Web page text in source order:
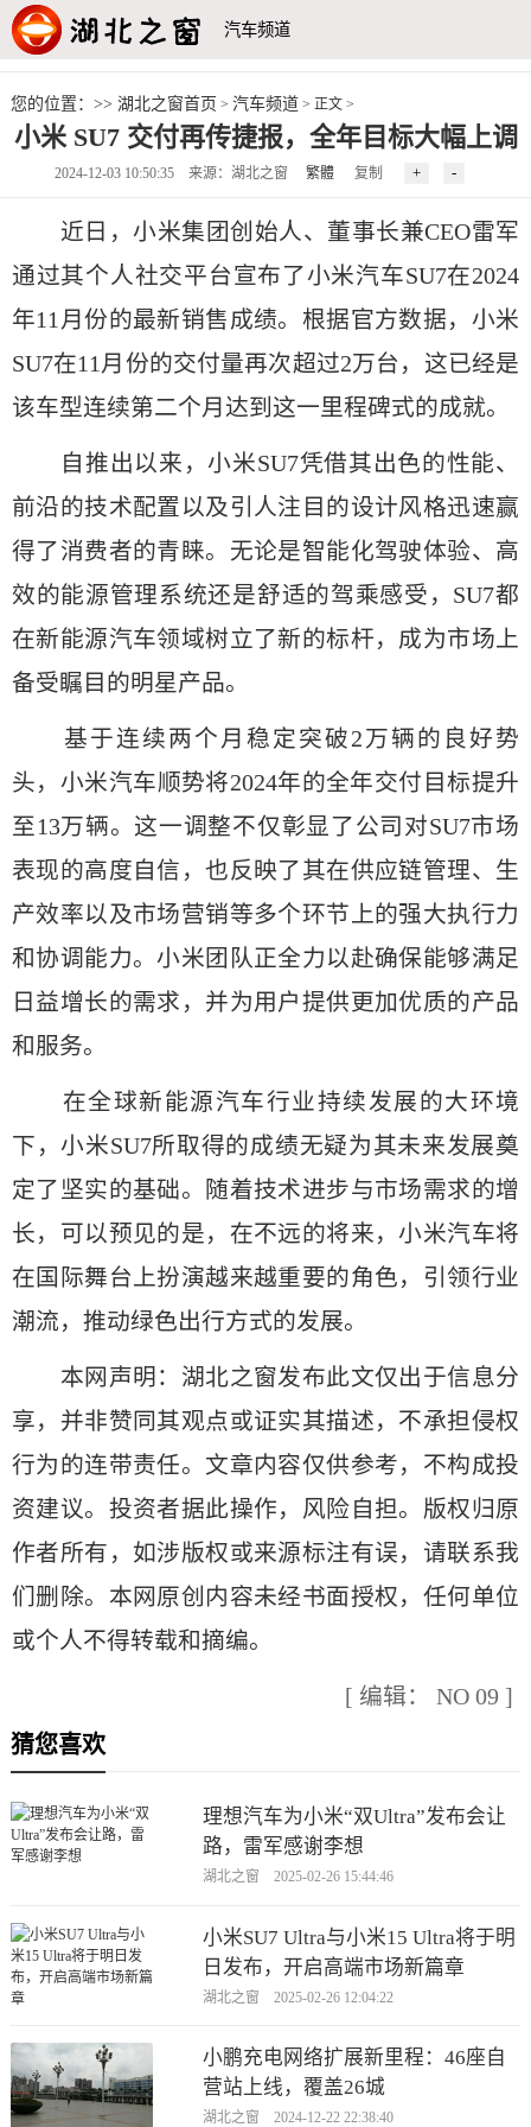
汽车频道
您的位置：>> 湖北之窗首页 > 汽车频道 > 正文 >
小米 SU7 交付再传捷报，全年目标大幅上调
2024-12-03 10:50:35 来源：湖北之窗 繁體 复制
近日，小米集团创始人、董事长兼CEO雷军
通过其个人社交平台宣布了小米汽车SU7在2024
年11月份的最新销售成绩。根据官方数据，小米
SU7在11月份的交付量再次超过2万台，这已经是
该车型连续第二个月达到这一里程碑式的成就。
自推出以来，小米SU7凭借其出色的性能、
前沿的技术配置以及引人注目的设计风格迅速赢
得了消费者的青睐。无论是智能化驾驶体验、高
效的能源管理系统还是舒适的驾乘感受，SU7都
在新能源汽车领域树立了新的标杆，成为市场上
备受瞩目的明星产品。
基于连续两个月稳定突破2万辆的良好势
头，小米汽车顺势将2024年的全年交付目标提升
至13万辆。这一调整不仅彰显了公司对SU7市场
表现的高度自信，也反映了其在供应链管理、生
产效率以及市场营销等多个环节上的强大执行力
和协调能力。小米团队正全力以赴确保能够满足
日益增长的需求，并为用户提供更加优质的产品
和服务。
在全球新能源汽车行业持续发展的大环境
下，小米SU7所取得的成绩无疑为其未来发展奠
定了坚实的基础。随着技术进步与市场需求的增
长，可以预见的是，在不远的将来，小米汽车将
在国际舞台上扮演越来越重要的角色，引领行业
潮流，推动绿色出行方式的发展。
本网声明：湖北之窗发布此文仅出于信息分
享，并非赞同其观点或证实其描述，不承担侵权
行为的连带责任。文章内容仅供参考，不构成投
资建议。投资者据此操作，风险自担。版权归原
作者所有，如涉版权或来源标注有误，请联系我
们删除。本网原创内容未经书面授权，任何单位
或个人不得转载和摘编。
[ 编辑： NO 09 ]
猜您喜欢
理想汽车为小米“双Ultra”发布会让
路，雷军感谢李想
湖北之窗 2025-02-26 15:44:46
小米SU7 Ultra与小米15 Ultra将于明
日发布，开启高端市场新篇章
湖北之窗 2025-02-26 12:04:22
小鹏充电网络扩展新里程：46座自
营站上线，覆盖26城
湖北之窗 2024-12-22 22:38:40